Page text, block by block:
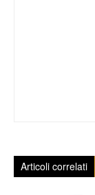
Articoli correlati